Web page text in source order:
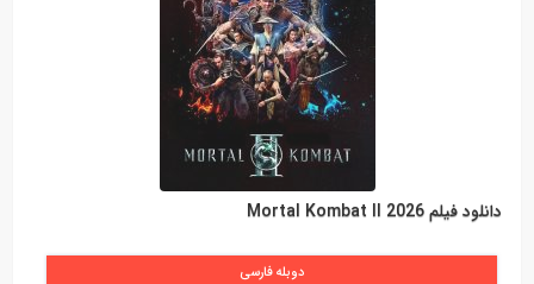
دانلود فیلم Mortal Kombat II 2026
دوبله فارسی